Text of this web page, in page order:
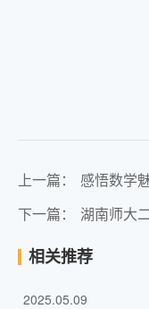
上一篇：
感悟数学
下一篇：
湖南师大
相关推荐
2025.05.09